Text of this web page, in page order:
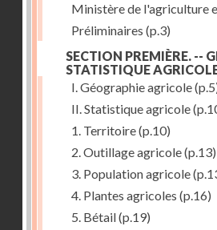
Ministère de l'agriculture
Préliminaires (p.3)
SECTION PREMIÈRE. --
STATISTIQUE
I. Géographie agricole
II. Statistique agricole
1. Territoire(p.10)
2. Outillage agricole(p.13)
3. Population agricole
4. Plantes agricoles (p.16)
5. Bétail(p.19)